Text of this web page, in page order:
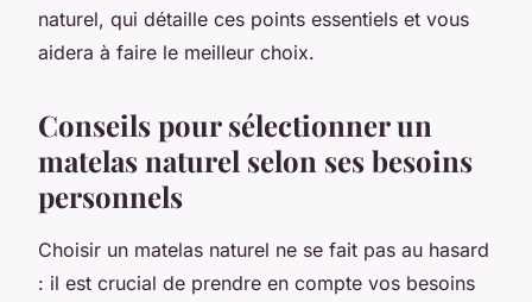
naturel, qui détaille ces points essentiels et vous
aidera à faire le meilleur choix.
Conseils pour sélectionner un
matelas naturel selon ses besoins
personnels
Choisir un matelas naturel ne se fait pas au hasard
: il est crucial de prendre en compte vos besoins